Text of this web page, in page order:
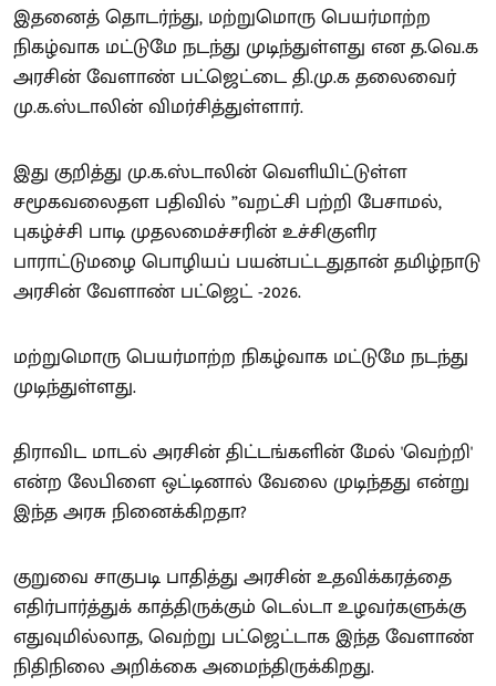
இதனைத் தொடர்ந்து, மற்றுமொரு பெயர்மாற்ற
நிகழ்வாக மட்டுமே நடந்து முடிந்துள்ளது என த.வெ.க
அரசின் வேளாண் பட்ஜெட்டை தி.மு.க தலைவைர்
மு.க.ஸ்டாலின் விமர்சித்துள்ளார்.
இது குறித்து மு.க.ஸ்டாலின் வெளியிட்டுள்ள
சமூகவலைதள பதிவில் ”வறட்சி பற்றி பேசாமல்,
புகழ்ச்சி பாடி முதலமைச்சரின் உச்சிகுளிர
பாராட்டுமழை பொழியப் பயன்பட்டதுதான் தமிழ்நாடு
அரசின் வேளாண் பட்ஜெட் -2026.
மற்றுமொரு பெயர்மாற்ற நிகழ்வாக மட்டுமே நடந்து
முடிந்துள்ளது.
திராவிட மாடல் அரசின் திட்டங்களின் மேல் 'வெற்றி'
என்ற லேபிளை ஒட்டினால் வேலை முடிந்தது என்று
இந்த அரசு நினைக்கிறதா?
குறுவை சாகுபடி பாதித்து அரசின் உதவிக்கரத்தை
எதிர்பார்த்துக் காத்திருக்கும் டெல்டா உழவர்களுக்கு
எதுவுமில்லாத, வெற்று பட்ஜெட்டாக இந்த வேளாண்
நிதிநிலை அறிக்கை அமைந்திருக்கிறது.